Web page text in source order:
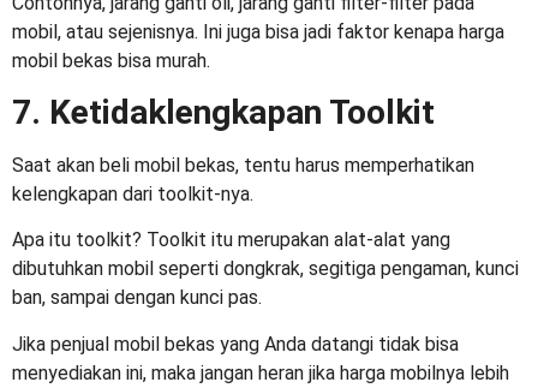
mobil, atau sejenisnya. Ini juga bisa jadi faktor kenapa harga
mobil bekas bisa murah.
7. Ketidaklengkapan Toolkit
Saat akan beli mobil bekas, tentu harus memperhatikan
kelengkapan dari toolkit-nya.
Apa itu toolkit? Toolkit itu merupakan alat-alat yang
dibutuhkan mobil seperti dongkrak, segitiga pengaman, kunci
ban, sampai dengan kunci pas.
Jika penjual mobil bekas yang Anda datangi tidak bisa
menyediakan ini, maka jangan heran jika harga mobilnya lebih